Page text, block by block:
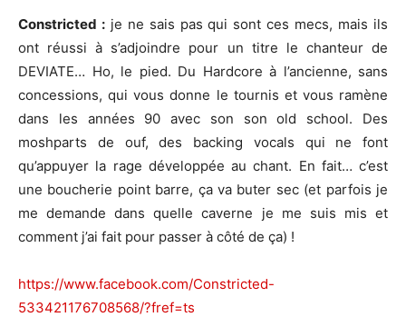
Constricted :je ne sais pas qui sont ces mecs, mais ils
ont réussi à s’adjoindre pour un titre le chanteur de
DEVIATE… Ho, le pied. Du Hardcore à l’ancienne, sans
concessions, qui vous donne le tournis et vous ramène
dans les années 90 avec son son old school. Des
moshparts de ouf, des backing vocals qui ne font
qu’appuyer la rage développée au chant. En fait… c’est
une boucherie point barre, ça va buter sec (et parfois je
me demande dans quelle caverne je me suis mis et
comment j’ai fait pour passer à côté de ça) !
https://www.facebook.com/Constricted-
533421176708568/?fref=ts